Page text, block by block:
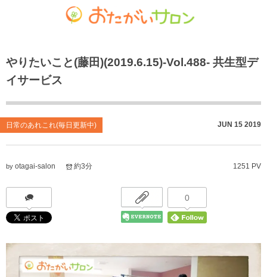
やりたいこと(藤田)(2019.6.15)-Vol.488- 共生型デ
イサービス
日常のあれこれ(毎日更新中) JUN 15 2019
by otagai-salon 1251 PV
約3分
0
お知らせ
個人情報保護方針
共生型デイサービス おたがいサロン
居宅介護支援事業
ごちゃまぜ食堂
放課後等デイサービス